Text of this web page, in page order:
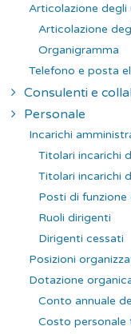
Articolazione degli
Articolazione
Organigramma
Telefono e posta
Consulenti e
Personale
Incarichi
Titolari incarichi
Titolari incarichi
Posti di funzione
Ruoli dirigenti
Dirigenti cessati
Posizioni
Dotazione
Conto annuale
Costo